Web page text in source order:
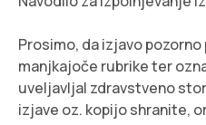
Prosimo, da izjavo
manjkajoče rubrike ter
uveljavljal zdravstveno
izjave oz. kopijo shranite,